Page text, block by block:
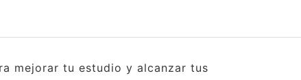
mejorar tu estudio y alcanzar tus